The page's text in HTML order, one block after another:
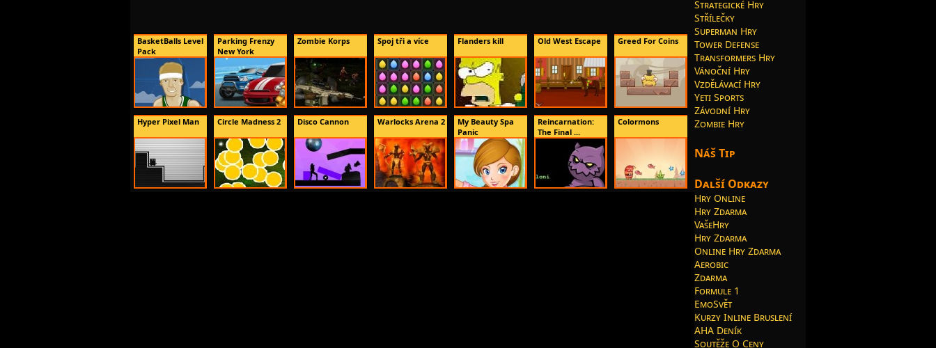
BasketBalls Level
Pack
Parking Frenzy
New York
Zombie Korps Spoj tři a více Flanders kill Old West Escape Greed For Coins
Hyper Pixel Man Circle Madness 2 Disco Cannon Warlocks Arena 2
My Beauty Spa
Panic
Reincarnation:
The Final ...
Colormons
Strategické Hry
Střílečky
Superman Hry
Tower Defense
Transformers Hry
Vánoční Hry
Vzdělávací Hry
Yeti Sports
Závodní Hry
Zombie Hry
Náš Tip
Další Odkazy
Hry Online
Hry Zdarma
VašeHry
Hry Zdarma
Online Hry Zdarma
Aerobic
Zdarma
Formule 1
EmoSvět
Kurzy Inline Bruslení
AHA Deník
Soutěže O Ceny